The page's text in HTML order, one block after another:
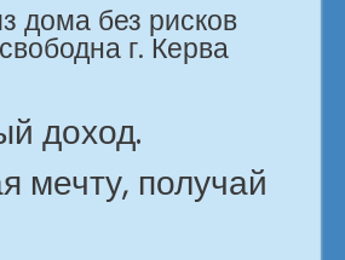
на
фрилансе?
дома без рисков
г. Керва
доход.
мечту, получай